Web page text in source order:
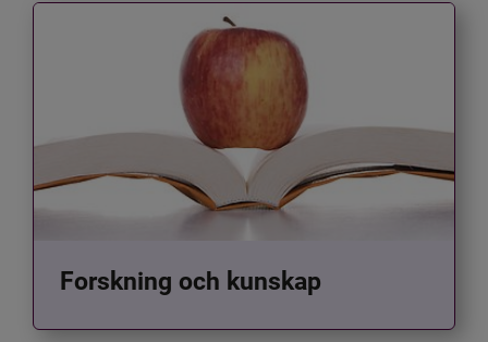
Forskning och kunskap